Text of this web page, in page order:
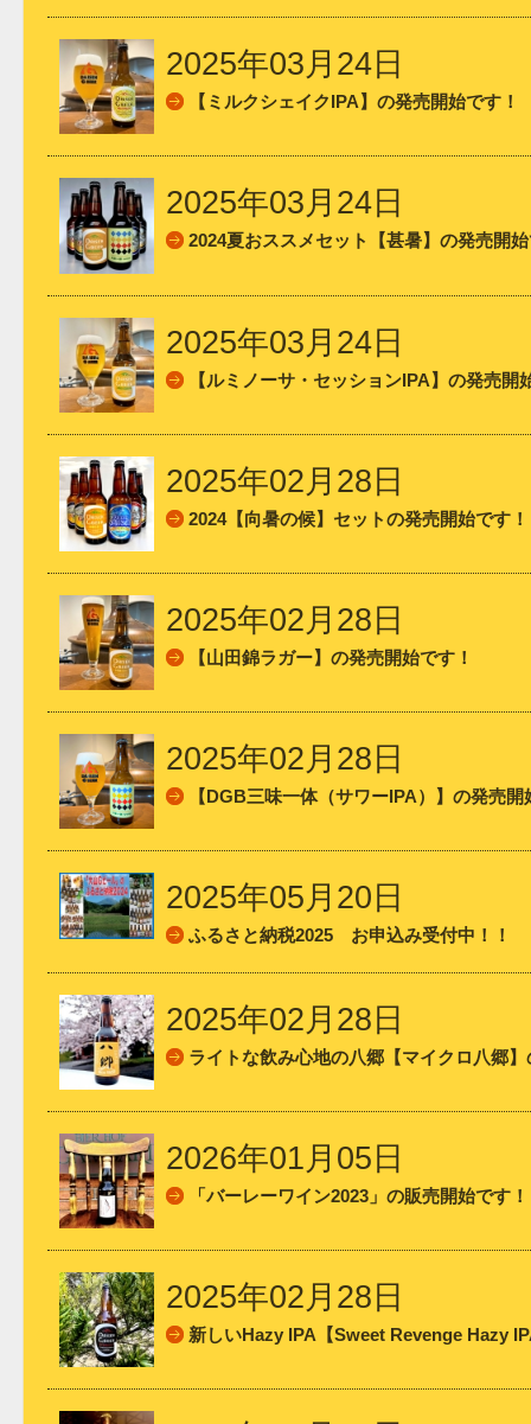
2025年03月24日
【ミルクシェイクIPA】の発売開始です！
2025年03月24日
2024夏おススメセット【甚暑】の発売開
2025年03月24日
【ルミノーサ・セッションIPA】の発売開
2025年02月28日
2024【向暑の候】セットの発売開始です！
2025年02月28日
【山田錦ラガー】の発売開始です！
2025年02月28日
【DGB三味一体（サワーIPA）】の発売開
2025年05月20日
ふるさと納税2025 お申込み受付中！！
2025年02月28日
ライトな飲み心地の八郷【マイクロ八郷
2026年01月05日
「バーレーワイン2023」の販売開始です！
2025年02月28日
新しいHazy IPA【Sweet Revenge Hazy